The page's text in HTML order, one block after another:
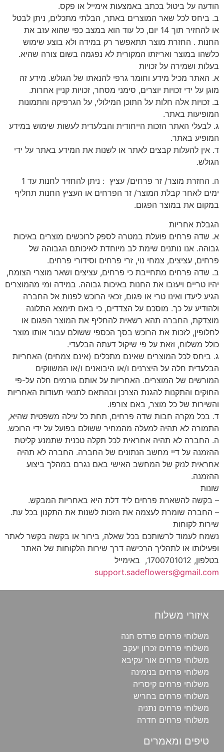
הודעה על ביטול בכתב באמצעות אימייל או פקס.
ב. ביחס לכל שאר המוצרים באתר, הבלתי מתכלים, ניתן לבטל
או להחזיר תוך 14 יום, כל עוד הוא במצב כפי שהוא עזב את
החנות . החזרת מוצר תתאפשר רק במידה ולא בוצע שימוש
כלשהו במוצר ואריזתו המקורית לא נפגמה בשום צורה שהיא.
בעלות ושמירה על זכויות
א. האתר מכיל מידע וחומר גרפי להנאתו של הגולש. מידע זה
מוגן על ידי זכויות יוצרים, סימני מסחר, זכויות קניין אחרות.
ב. זכויות אלה חלות על התוכן המילולי, על הגרפיקה והתמונות
המופיעות באתר.
ג. לבעלי האתר הזכות הייחודית והבלעדית לעשות שימוש במידע
המופיע באתר.
ד. אין להעלות קבצים לאתר או לשנות את המידע באתר על ידי
הגולש.
ה. החזרת מוצר/ זר פרחים/ עציץ : ניתן להחזיר לחנות עד 1
ימים לאחר קבלת המוצר/ זר הפרחים או העציץ החנות תחליף
במקום את במוצר הפגום.
הגבלת אחריות
א. שדה פרחים פועלת במטרה לספק לרוכשים מוצרים באיכות
גבוהה. אנו נותנים שימת לב מיוחדת לאיכותם הגבוהה של
פרחים, עציצים, צמחי נוי, זרי פרחים וסידורי פרחים.
ב. שדה פרחים מתחייבת כי פרחים, עציצים ושאר מוצרי הצומח,
יהיו טריים ויעזבו את החנות באיכות גבוהה. במידה ומי מהמוצרים
הגיע ליעדו ואינו טרי או פגום, זכאי הרוכש לפנות אל החברה
ולהודיע על כך. מוסכם על הצדדים, כי באם תימצא התלונה
מוצדקת, החברה תהא רשאית להחליף את המוצר הפגום או
לחלופין, לזכות את הרוכש בסך הכספי ששולם עבור אותו מוצר
כולל משלוח, וזאת על פי שיקול דעתה הבלעדי.
ג. ביחס לכל המוצרים שאינם מתכלים (אינם צמחים) האחריות
הבלעדית חלה על היצרנים ו/או היבואנים ו/או המשווקים
המורשים של המוצרים. האחריות על אותם גורמים חלה על-פי
החוקים והתקנות להגנת הצרכן ובהתאם לתנאי תעודות האחריות
והשירות של כל מוצר, באם צורפו.
ד. בכל מקרה חבות שדה פרחים, תחת כל עילה משפטית שהיא,
התמורה לא תהיה למעלה מהמחיר ששולם בפועל על ידי הרוכש.
ה. החברה לא תהיה אחראית לכל תקלה טכנית שתמנע קליטת
ההזמנה על דיי מחשב הנתונים של החברה. החברה לא תהיה
אחראית לנזק של המחשב האישי באם נגרם במהלך ביצוע
ההזמנה.
שונות
– בקשה להשארת פרחים ליד דלת היא באחריות המבקש.
– החברה שומרת לעצמה את הזכות לשנות את התקנון בכל עת.
שירות לקוחות
נשמח לעמוד לרשותכם בכל שאלה, בירור או בקשה בקשר לאתר
ופעילותו או לתהליך הרכישה דרך שירות הלקוחות של האתר
בטלפון, 1700701012, באימייל
support.sadeflowers@gmail.com
איזורי משלוח
משלוחי פרחים פרדס חנה
משלוחי פרחים זכרון יעקב
משלוחי פרחים אור עקיבא
משלוחי פרחים בנימינה
משלוחי פרחים קיסריה
משלוחי פרחים בחריש
משלוחי פרחים נתניה
משלוחי פרחים חדרה
טיפים ומאמרים